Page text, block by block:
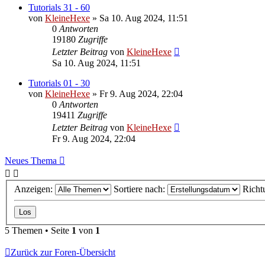
Tutorials 31 - 60
von KleineHexe » Sa 10. Aug 2024, 11:51
0 Antworten
19180 Zugriffe
Letzter Beitrag von KleineHexe
Sa 10. Aug 2024, 11:51
Tutorials 01 - 30
von KleineHexe » Fr 9. Aug 2024, 22:04
0 Antworten
19411 Zugriffe
Letzter Beitrag von KleineHexe
Fr 9. Aug 2024, 22:04
Neues Thema
Anzeigen: Sortiere nach:
5 Themen • Seite 1 von 1
Zurück zur Foren-Übersicht